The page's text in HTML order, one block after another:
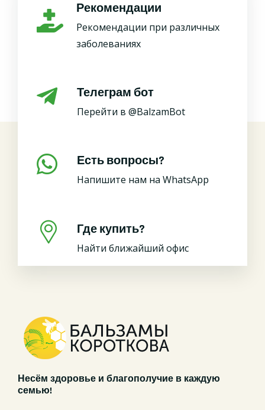
Рекомендации
Рекомендации при различных
заболеваниях
Телеграм бот
Перейти в @BalzamBot
Есть вопросы?
Напишите нам на WhatsApp
Где купить?
Найти ближайший офис
Несём здоровье и благополучие в каждую
семью!